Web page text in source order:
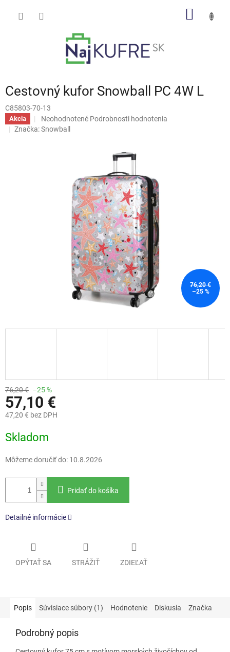
Cestovný kufor Snowball PC 4W L
C85803-70-13
Akcia
Priemerné
hodnotenie
hviezdičiek.
Neohodnotené Podrobnosti hodnotenia
Značka:Snowball
76,20 €
–25 %
76,20 € –25 %
57,10 €
47,20 € bez DPH
cena:
Skladom
Môžeme doručiť do: 10.8.2026
Pridať do košíka
Detailné informácie
OPÝTAŤ SA STRÁŽIŤ ZDIEĽAŤ
Popis Súvisiace súbory (1) Hodnotenie Diskusia Značka
Podrobný popis